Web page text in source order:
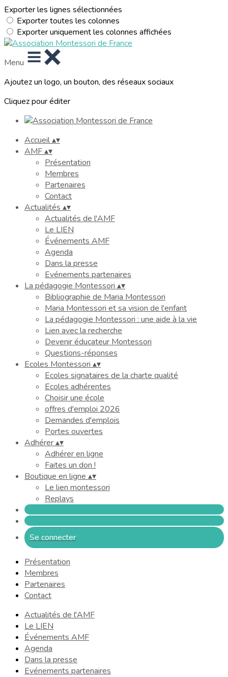
Exporter les lignes sélectionnées
Exporter toutes les colonnes
Exporter uniquement les colonnes affichées
Menu
Ajoutez un logo, un bouton, des réseaux sociaux
Cliquez pour éditer
Accueil▴▾
AMF▴▾
Présentation
Membres
Partenaires
Contact
Actualités ▴▾
Actualités de l'AMF
Le LIEN
Événements AMF
Agenda
Dans la presse
Evénements partenaires
La pédagogie Montessori ▴▾
Bibliographie de Maria Montessori
Maria Montessori et sa vision de l'enfant
La pédagogie Montessori : une aide à la vie
Lien avec la recherche
Devenir éducateur Montessori
Questions-réponses
Ecoles Montessori ▴▾
Ecoles signataires de la charte qualité
Ecoles adhérentes
Choisir une école
offres d'emploi 2026
Demandes d'emplois
Portes ouvertes
Adhérer▴▾
Adhérer en ligne
Faites un don !
Boutique en ligne ▴▾
Le lien montessori
Replays
Se connecter
Présentation
Membres
Partenaires
Contact
Actualités de l'AMF
Le LIEN
Événements AMF
Agenda
Dans la presse
Evénements partenaires